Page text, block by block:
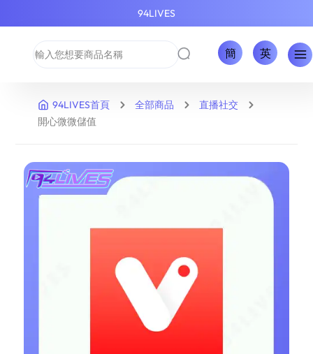
94LIVES
簡 英
94LIVES首頁 全部商品
直播社交
開心微微儲值